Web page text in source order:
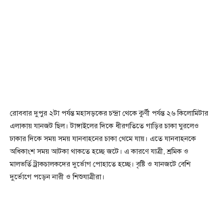
রোববার দুপুর ২টা পর্যন্ত মহাসড়কের চন্দ্রা থেকে কুর্ণী পর্যন্ত ২৬ কিলোমিটার
এলাকায় যানজট ছিল। টাঙ্গাইলের দিকে ধীরগতিতে গাড়ির চাকা ঘুরলেও
ঢাকার দিকে সময় সময় যানবাহনের চাকা থেমে যায়। এতে যানবাহনকে
অধিকাংশ সময় আটকা থাকতে হচ্ছে জটে। এ কারণে যাত্রী, শ্রমিক ও
মালভর্তি ট্রাকচালকদের দুর্ভোগ পোহাতে হচ্ছে। বৃষ্টি ও যানজটে বেশি
দুর্ভোগে পড়েন নারী ও শিশুযাত্রীরা।